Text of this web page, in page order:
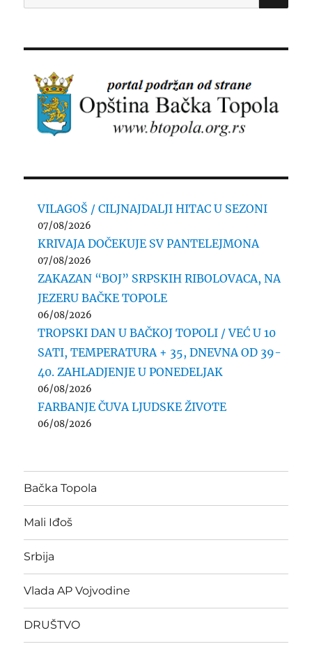
for:
VILAGOŠ / CILJNAJDALJI HITAC U SEZONI
07/08/2026
KRIVAJA DOČEKUJE SV PANTELEJMONA
07/08/2026
ZAKAZAN “BOJ” SRPSKIH RIBOLOVACA, NA
JEZERU BAČKE TOPOLE
06/08/2026
TROPSKI DAN U BAČKOJ TOPOLI / VEĆ U 10
SATI, TEMPERATURA + 35, DNEVNA OD 39-
40. ZAHLADJENJE U PONEDELJAK
06/08/2026
FARBANJE ČUVA LJUDSKE ŽIVOTE
06/08/2026
Bačka Topola
Mali Iđoš
Srbija
Vlada AP Vojvodine
DRUŠTVO